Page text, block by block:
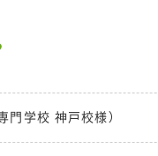
学校 神戸校様）